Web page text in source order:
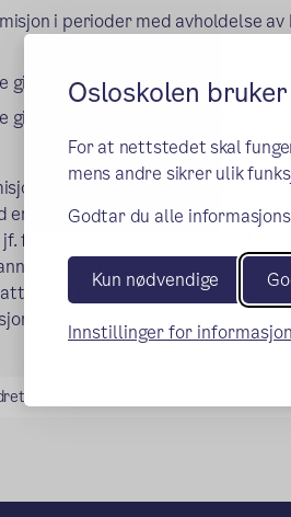
Osloskolen
For at nettstedet skal
mens andre sikrer ulik
Godtar du alle
Kun nødvendige
Innstillinger for
i perioder med avholdelse
gis permisjon til ferier eller
gis permisjon til treningssamlinger
er et enkeltvedtak etter
en klagefrist på tre uker regnet
fvl. §§ 28 og 29. En eventuell
i Oslo og Akershus.
som kan søke om permisjon.